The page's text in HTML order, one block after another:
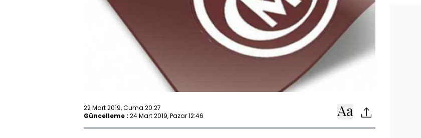
22 Mart 2019, Cuma 20:27
Güncelleme : 24 Mart 2019, Pazar 12:46